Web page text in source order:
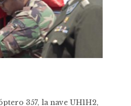
357, la nave UH1H2,